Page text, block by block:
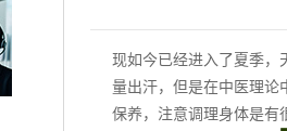
现如今已经进入了夏季，
量出汗，但是在中医理论
保养，注意调理身体是有